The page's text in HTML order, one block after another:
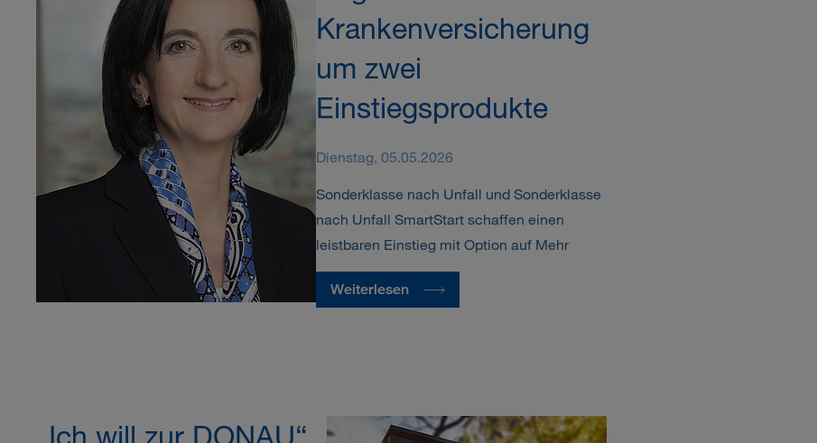
Krankenversicherung
um zwei
Einstiegsprodukte
Dienstag, 05.05.2026
Sonderklasse nach Unfall und Sonderklasse
nach Unfall SmartStart schaffen einen
leistbaren Einstieg mit Option auf Mehr
Weiterlesen
„Ich will zur DONAU“